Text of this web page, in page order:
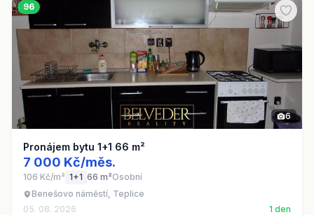
96
6
Pronájem bytu 1+1 66 m²
7 000 Kč/měs.
106 Kč/m² 1+1 66 m²Osobní
Benešovo náměstí, Teplice
05. 08. 2026
1 den